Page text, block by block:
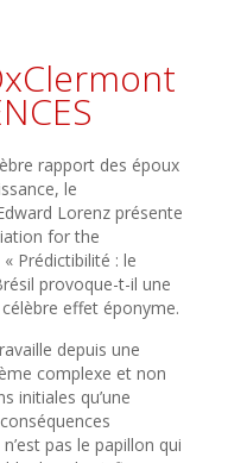
rapport des époux
le
Lorenz présente
for the
Prédictibilité : le
provoque-t-il une
effet éponyme.
depuis une
complexe et non
initiales qu’une
pas le papillon qui